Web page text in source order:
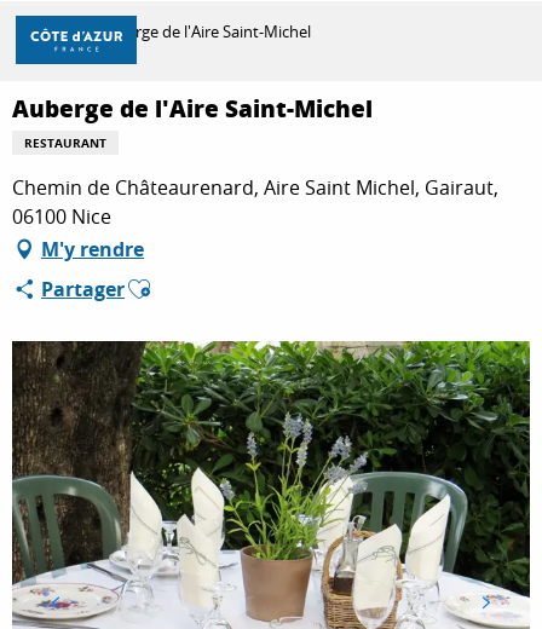
Aller
contenu
principal
DÉCOUVRIR
À FAIRE
SÉJOURNER
Accueil Auberge de l'Aire Saint-Michel
Auberge de l'Aire Saint-Michel
RESTAURANT
Chemin de Châteaurenard, Aire Saint Michel, Gairaut,
06100 Nice
M'y rendre
PartagerAjouter aux favoris